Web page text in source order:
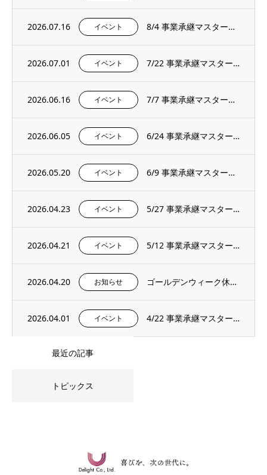
2026.07.16 イベント 8/4 事業承継マスタープログラムプレセミナー＆説明会を開催いたします。
2026.07.01 イベント 7/22 事業承継マスタープログラムプレセミナー＆説明会を開催いたします。
2026.06.16 イベント 7/7 事業承継マスタープログラムプレセミナー＆説明会を開催いたします。
2026.06.05 イベント 6/24 事業承継マスタープログラムプレセミナー＆説明会を開催いたします。
2026.05.20 イベント 6/9 事業承継マスタープログラムプレセミナー＆説明会を開催いたします。
2026.04.23 イベント 5/27 事業承継マスタープログラムプレセミナー＆説明会を開催いたします。
2026.04.21 イベント 5/12 事業承継マスタープログラムプレセミナー＆説明会を開催いたします。
2026.04.20 お知らせ ゴールデンウィーク休暇のお知らせ
2026.04.01 イベント 4/22 事業承継マスタープログラムプレセミナー＆説明会を開催いたします。
最近の記事
トピックス